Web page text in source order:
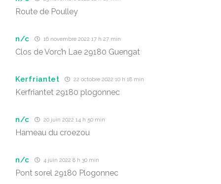
Route de Poulley
n/c 16 novembre 2022 17 h 27 min
Clos de Vorc’h Lae 29180 Guengat
Kerfriantet 22 octobre 2022 10 h 18 min
Kerfriantet 29180 plogonnec
n/c 20 juin 2022 14 h 50 min
Hameau du croezou
n/c 4 juin 2022 8 h 30 min
Pont sorel 29180 Plogonnec